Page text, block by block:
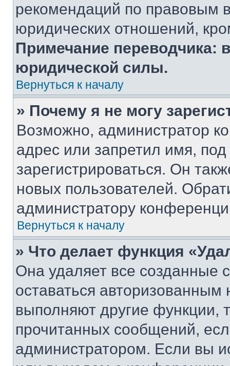
рекомендаций по правовым
юридических отношений,
Примечание переводчика:
юридической силы.
Вернуться к началу
» Почему я не могу
Возможно, администратор
адрес или запретил имя,
зарегистрироваться. Он
новых пользователей.
администратору
Вернуться к началу
» Что делает функция
Она удаляет все созданные
оставаться
выполняют другие функции,
прочитанных сообщений,
администратором. Если вы